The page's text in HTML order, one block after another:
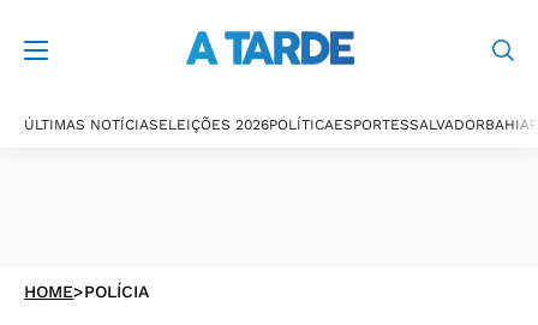
ÚLTIMAS NOTÍCIASELEIÇÕES 2026POLÍTICAESPORTESSALVADORBAHIA
HOME>POLÍCIA